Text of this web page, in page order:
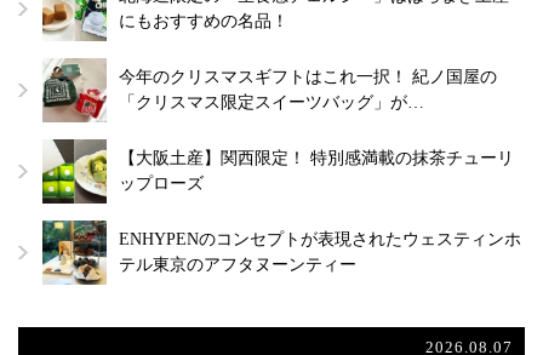
にもおすすめの名品！
今年のクリスマスギフトはこれ一択！ 紀ノ国屋の
「クリスマス限定スイーツバッグ」が…
【大阪土産】関西限定！ 特別感満載の抹茶チューリ
ップローズ
ENHYPENのコンセプトが表現されたウェスティンホ
テル東京のアフタヌーンティー
2026.08.07